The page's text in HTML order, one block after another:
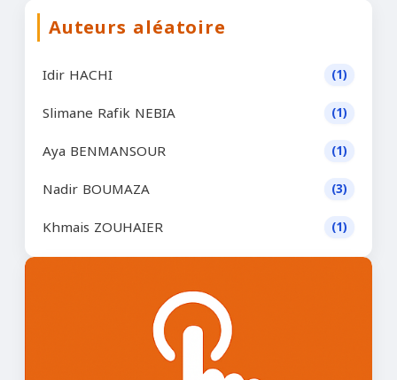
Auteurs aléatoire
Idir HACHI (1)
Slimane Rafik NEBIA (1)
Aya BENMANSOUR (1)
Nadir BOUMAZA (3)
Khmais ZOUHAIER (1)